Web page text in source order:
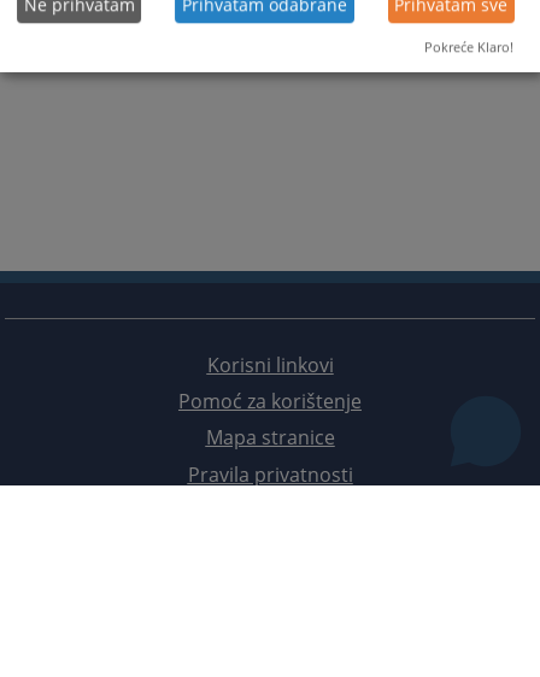
Korisni linkovi
Pomoć za korištenje
Mapa stranice
Pravila privatnosti
Ne prihvatam Prihvatam odabrane Prihvatam sve
Pokreće Klaro!